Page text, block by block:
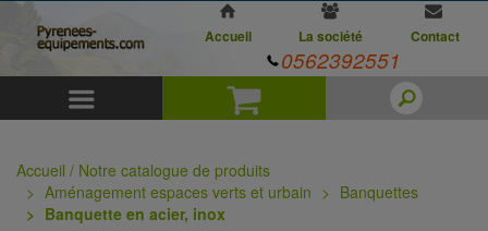
Panier
Accueil La société Contact
0562392551
Accueil / Notre catalogue de produits
Aménagement espaces verts et urbain
Banquettes
Banquette en acier, inox